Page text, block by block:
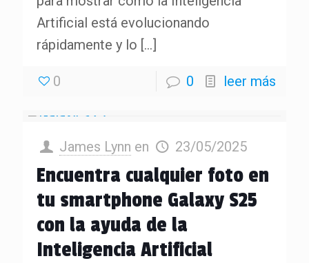
Artificial está evolucionando
rápidamente y lo […]
0 0 leer más
James Lynn en 23/05/2025
Encuentra cualquier foto en
tu smartphone Galaxy S25
con la ayuda de la
Inteligencia Artificial